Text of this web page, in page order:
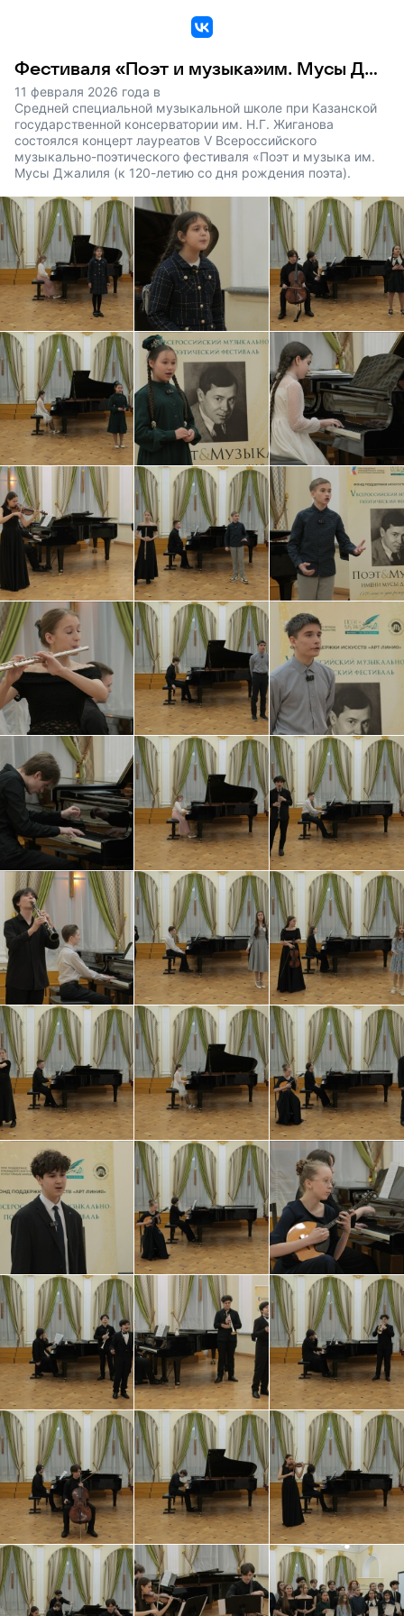
Фестиваля «Поэт и музыка»им. Мусы Джалиля
11 февраля 2026 года в
Средней специальной музыкальной школе при Казанской
государственной консерватории им. Н.Г. Жиганова
состоялся концерт лауреатов V Всероссийского
музыкально-поэтического фестиваля «Поэт и музыка им.
Мусы Джалиля (к 120-летию со дня рождения поэта).